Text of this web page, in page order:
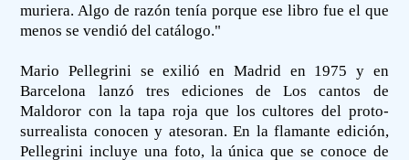
muriera. Algo de razón tenía porque ese libro fue el que
menos se vendió del catálogo."
Mario Pellegrini se exilió en Madrid en 1975 y en
Barcelona lanzó tres ediciones de Los cantos de
Maldoror con la tapa roja que los cultores del proto-
surrealista conocen y atesoran. En la flamante edición,
Pellegrini incluye una foto, la única que se conoce de